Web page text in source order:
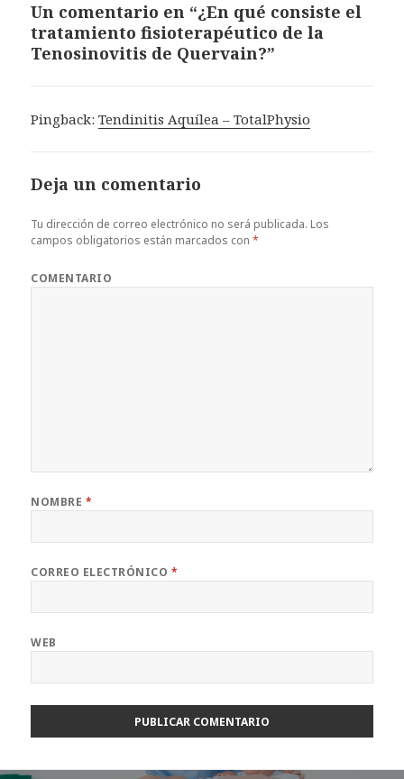
Un comentario en “¿En qué consiste el
tratamiento fisioterapéutico de la
Tenosinovitis de Quervain?”
Pingback:Tendinitis Aquílea – TotalPhysio
Deja un comentario
Tu dirección de correo electrónico no será publicada. Los
campos obligatorios están marcados con*
COMENTARIO
NOMBRE *
CORREO ELECTRÓNICO *
WEB